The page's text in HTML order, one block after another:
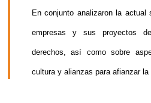
En conjunto analizaron la
empresas y sus proyectos
derechos, así como sobre
cultura y alianzas para afianzar